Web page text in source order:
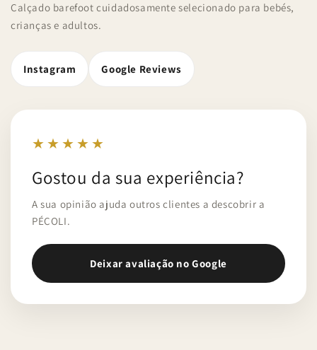
Calçado barefoot cuidadosamente selecionado para bebés,
crianças e adultos.
Instagram Google Reviews
★★★★★
Gostou da sua experiência?
A sua opinião ajuda outros clientes a descobrir a
PÉCOLI.
Deixar avaliação no Google